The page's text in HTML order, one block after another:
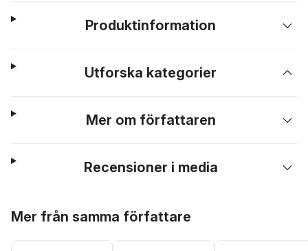
Produktinformation
Utforska kategorier
Mer om författaren
Recensioner i media
Mer från samma författare